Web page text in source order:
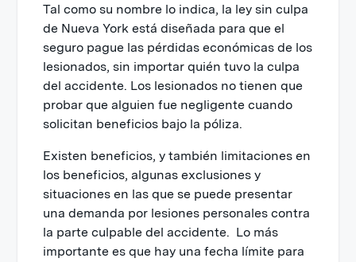
Tal como su nombre lo indica, la ley sin culpa
de Nueva York está diseñada para que el
seguro pague las pérdidas económicas de los
lesionados, sin importar quién tuvo la culpa
del accidente. Los lesionados no tienen que
probar que alguien fue negligente cuando
solicitan beneficios bajo la póliza.
Existen beneficios, y también limitaciones en
los beneficios, algunas exclusiones y
situaciones en las que se puede presentar
una demanda por lesiones personales contra
la parte culpable del accidente. Lo más
importante es que hay una fecha límite para